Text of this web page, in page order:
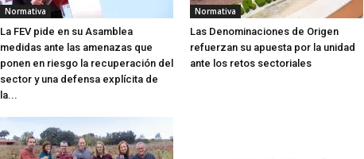
Normativa
La FEV pide en su Asamblea
medidas ante las amenazas que
ponen en riesgo la recuperación del
sector y una defensa explícita de
la...
Normativa
Las Denominaciones de Origen
refuerzan su apuesta por la unidad
ante los retos sectoriales